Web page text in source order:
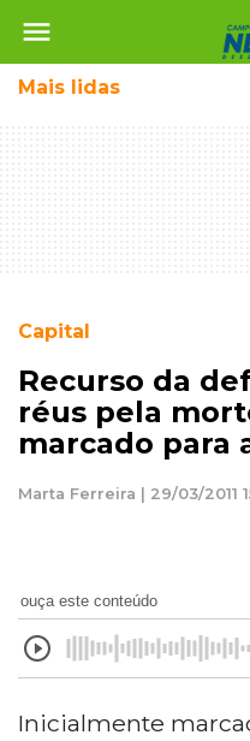
menu
Mais lidas
Capital
Recurso da
réus pela
marcado para
Marta Ferreira | 29/03/2011
ouça este conteúdo
Inicialmente